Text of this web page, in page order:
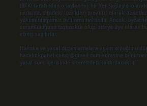
(BTK) tarafından onaylanmış bir Yer Sağlayıcı
nedenle, sitedeki içerikleri proaktif olarak
yükümlülüğümüz bulunmamaktadır. Ancak,
sorumluluğunu taşımakta olup, siteye üye olarak
etmiş sayılırlar.
Hukuka ve yasal düzenlemelere aykırı olduğunu
backlinkpanelicomtr@gmail.com
adresine
yasal süre içerisinde sitemizden kaldırılacaktır.